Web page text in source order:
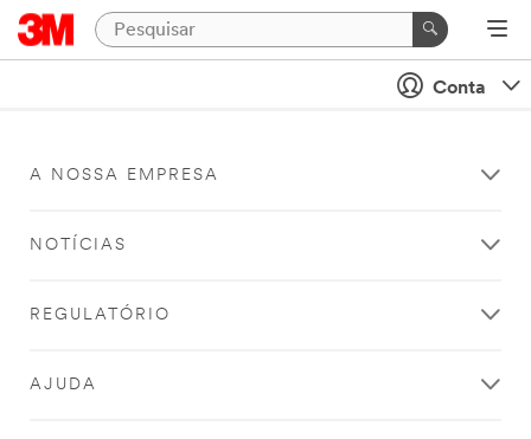
Conta
A NOSSA EMPRESA
NOTÍCIAS
REGULATÓRIO
AJUDA